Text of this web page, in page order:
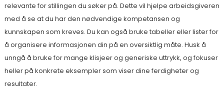
relevante for stillingen du søker på. Dette vil hjelpe arbeidsgiveren
med å se at du har den nødvendige kompetansen og
kunnskapen som kreves. Du kan også bruke tabeller eller lister for
å organisere informasjonen din på en oversiktlig måte. Husk å
unngå å bruke for mange klisjeer og generiske uttrykk, og fokuser
heller på konkrete eksempler som viser dine ferdigheter og
resultater.